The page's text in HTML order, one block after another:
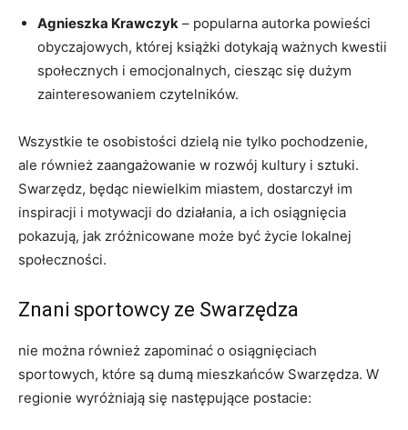
Agnieszka Krawczyk – popularna autorka powieści
obyczajowych, której książki dotykają ważnych kwestii
społecznych i emocjonalnych, ciesząc się dużym
zainteresowaniem czytelników.
Wszystkie te osobistości dzielą nie tylko pochodzenie,
ale również zaangażowanie w rozwój kultury i sztuki.
Swarzędz, będąc niewielkim miastem, dostarczył im
inspiracji i motywacji do działania, a ich osiągnięcia
pokazują, jak zróżnicowane może być życie lokalnej
społeczności.
Znani sportowcy ze Swarzędza
nie można również zapominać o osiągnięciach
sportowych, które są dumą mieszkańców Swarzędza. W
regionie wyróżniają się następujące postacie: